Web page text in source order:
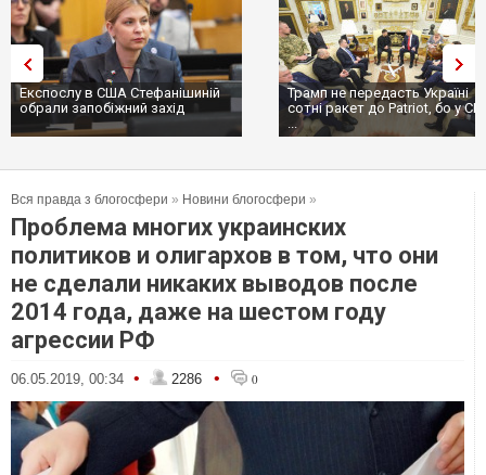
Експослу в США Стефанішиній
обрали запобіжний захід
Трамп не передасть Україні
сотні ракет до Patriot, бо у
...
Вся правда з блогосфери » Новини блогосфери »
Проблема многих украинских
политиков и олигархов в том, что они
не сделали никаких выводов после
2014 года, даже на шестом году
агрессии РФ
06.05.2019, 00:34 • 2286 • 0